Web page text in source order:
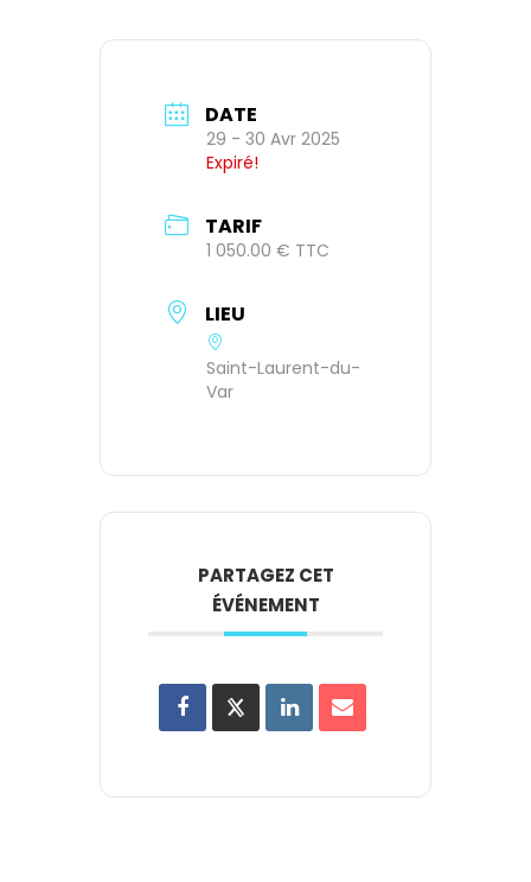
DATE
29 - 30 Avr 2025
Expiré!
TARIF
1 050.00 € TTC
LIEU
Saint-Laurent-du-
Var
PARTAGEZ CET
ÉVÉNEMENT